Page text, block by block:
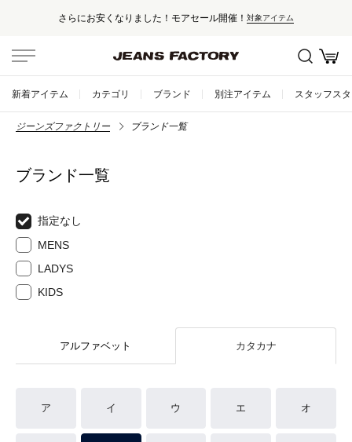
さらにお安くなりました！モアセール開催！ 対象アイテム
新着アイテム カテゴリ ブランド 別注アイテム スタッフス
ジーンズファクトリー ブランド一覧
ブランド一覧
指定なし
MENS
LADYS
KIDS
アルファベット カタカナ
ア イ ウ エ オ